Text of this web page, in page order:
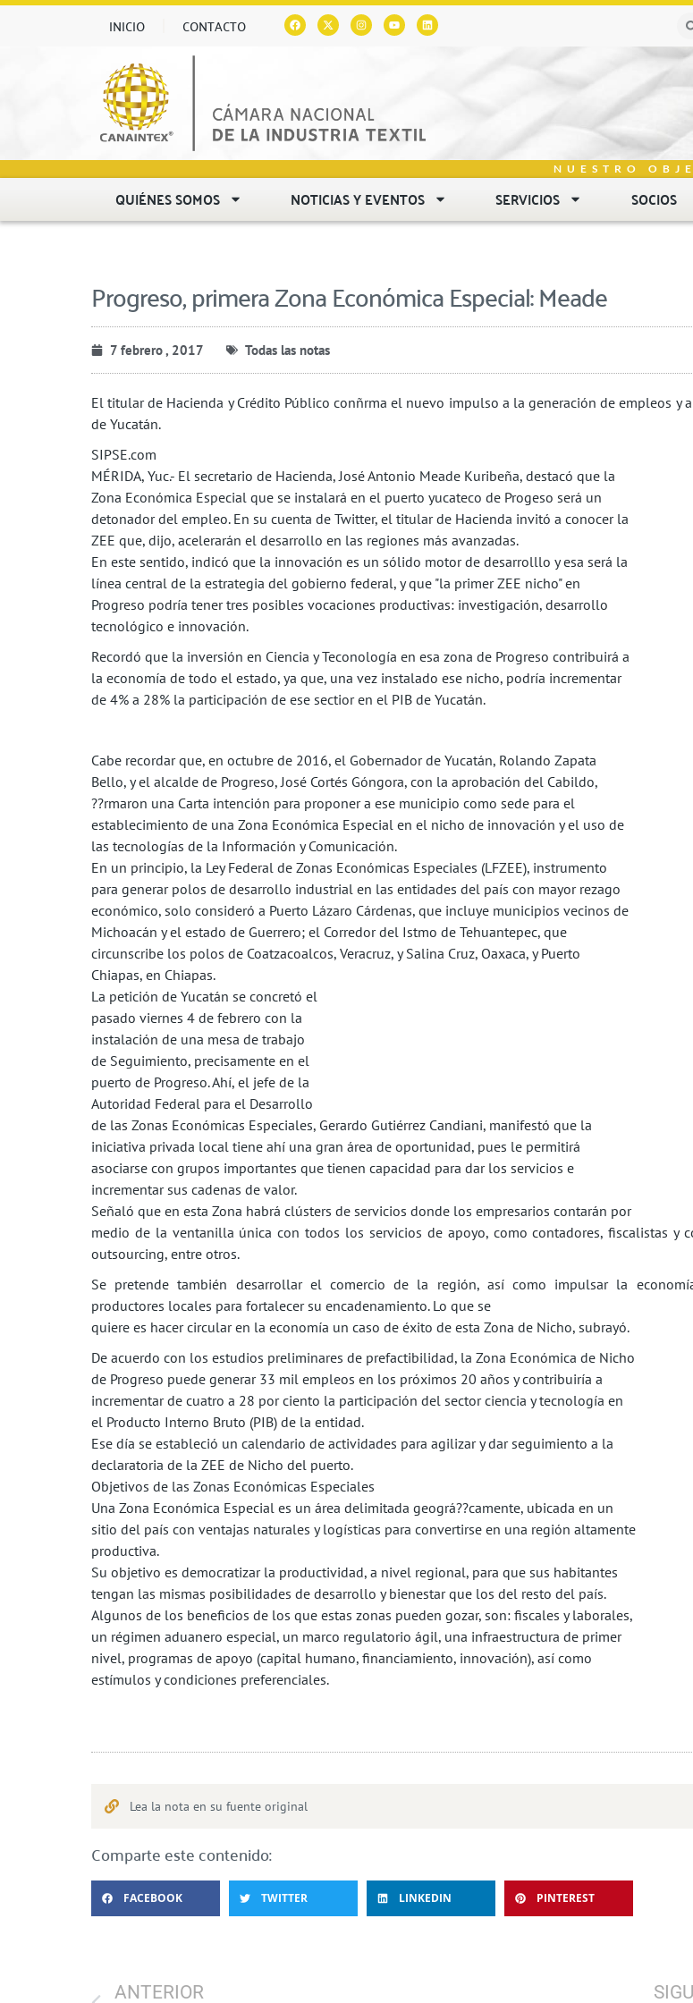
INICIO CONTACTO
NUESTRO
QUIÉNES SOMOS NOTICIAS Y EVENTOS SERVICIOS SOCIOS
Progreso, primera Zona Económica Especial: Meade
7 febrero , 2017 Todas las notas
El titular de Hacienda y Crédito Público conñrma el nuevo impulso a la generación de empleos y
de Yucatán.
SIPSE.com
MÉRIDA, Yuc.- El secretario de Hacienda, José Antonio Meade Kuribeña, destacó que la
Zona Económica Especial que se instalará en el puerto yucateco de Progeso será un
detonador del empleo. En su cuenta de Twitter, el titular de Hacienda invitó a conocer la
ZEE que, dijo, acelerarán el desarrollo en las regiones más avanzadas.
En este sentido, indicó que la innovación es un sólido motor de desarrolllo y esa será la
línea central de la estrategia del gobierno federal, y que "la primer ZEE nicho" en
Progreso podría tener tres posibles vocaciones productivas: investigación, desarrollo
tecnológico e innovación.
Recordó que la inversión en Ciencia y Teconología en esa zona de Progreso contribuirá a
la economía de todo el estado, ya que, una vez instalado ese nicho, podría incrementar
de 4% a 28% la participación de ese sectior en el PIB de Yucatán.
Cabe recordar que, en octubre de 2016, el Gobernador de Yucatán, Rolando Zapata
Bello, y el alcalde de Progreso, José Cortés Góngora, con la aprobación del Cabildo,
??rmaron una Carta intención para proponer a ese municipio como sede para el
establecimiento de una Zona Económica Especial en el nicho de innovación y el uso de
las tecnologías de la Información y Comunicación.
En un principio, la Ley Federal de Zonas Económicas Especiales (LFZEE), instrumento
para generar polos de desarrollo industrial en las entidades del país con mayor rezago
económico, solo consideró a Puerto Lázaro Cárdenas, que incluye municipios vecinos de
Michoacán y el estado de Guerrero; el Corredor del Istmo de Tehuantepec, que
circunscribe los polos de Coatzacoalcos, Veracruz, y Salina Cruz, Oaxaca, y Puerto
Chiapas, en Chiapas.
La petición de Yucatán se concretó el
pasado viernes 4 de febrero con la
instalación de una mesa de trabajo
de Seguimiento, precisamente en el
puerto de Progreso. Ahí, el jefe de la
Autoridad Federal para el Desarrollo
de las Zonas Económicas Especiales, Gerardo Gutiérrez Candiani, manifestó que la
iniciativa privada local tiene ahí una gran área de oportunidad, pues le permitirá
asociarse con grupos importantes que tienen capacidad para dar los servicios e
incrementar sus cadenas de valor.
Señaló que en esta Zona habrá clústers de servicios donde los empresarios contarán por
medio de la ventanilla única con todos los servicios de apoyo, como contadores, fiscalistas y
outsourcing, entre otros.
Se pretende también desarrollar el comercio de la región, así como impulsar la
productores locales para fortalecer su encadenamiento. Lo que se
quiere es hacer circular en la economía un caso de éxito de esta Zona de Nicho, subrayó.
De acuerdo con los estudios preliminares de prefactibilidad, la Zona Económica de Nicho
de Progreso puede generar 33 mil empleos en los próximos 20 años y contribuiría a
incrementar de cuatro a 28 por ciento la participación del sector ciencia y tecnología en
el Producto Interno Bruto (PIB) de la entidad.
Ese día se estableció un calendario de actividades para agilizar y dar seguimiento a la
declaratoria de la ZEE de Nicho del puerto.
Objetivos de las Zonas Económicas Especiales
Una Zona Económica Especial es un área delimitada geográ??camente, ubicada en un
sitio del país con ventajas naturales y logísticas para convertirse en una región altamente
productiva.
Su objetivo es democratizar la productividad, a nivel regional, para que sus habitantes
tengan las mismas posibilidades de desarrollo y bienestar que los del resto del país.
Algunos de los beneficios de los que estas zonas pueden gozar, son: fiscales y laborales,
un régimen aduanero especial, un marco regulatorio ágil, una infraestructura de primer
nivel, programas de apoyo (capital humano, financiamiento, innovación), así como
estímulos y condiciones preferenciales.
Lea la nota en su fuente original
Comparte este contenido:
FACEBOOK TWITTER LINKEDIN PINTEREST
ANTERIOR